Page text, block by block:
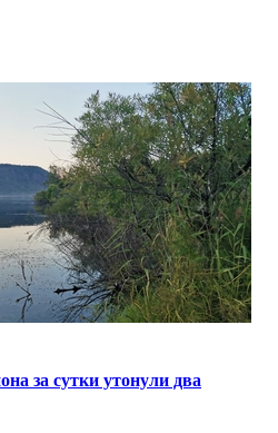
за сутки утонули два